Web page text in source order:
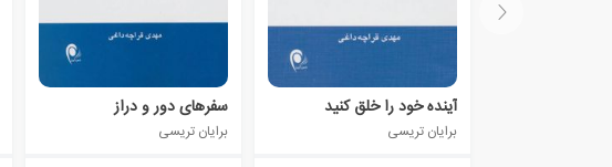
آینده خود را خلق کنید
برایان تریسی
سفرهای دور و دراز
برایان تریسی